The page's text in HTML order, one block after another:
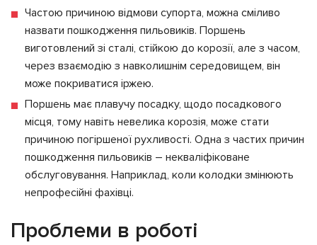
Частою причиною відмови супорта, можна сміливо
назвати пошкодження пильовиків. Поршень
виготовлений зі сталі, стійкою до корозії, але з часом,
через взаємодію з навколишнім середовищем, він
може покриватися іржею.
Поршень має плавучу посадку, щодо посадкового
місця, тому навіть невелика корозія, може стати
причиною погіршеної рухливості. Одна з частих причин
пошкодження пильовиків – некваліфіковане
обслуговування. Наприклад, коли колодки змінюють
непрофесійні фахівці.
Проблеми в роботі